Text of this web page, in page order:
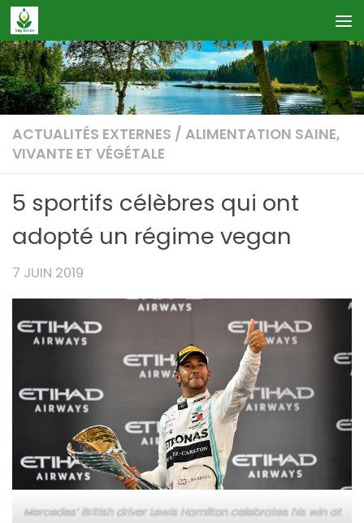
Skip to content
ACTUALITÉS EXTERNES / ALIMENTATION SAINE,
VIVANTE ET VÉGÉTALE
5 sportifs célèbres qui ont
adopté un régime vegan
7 JUIN 2019
Mercedes’ British driver Lewis Hamilton celebrates his win at